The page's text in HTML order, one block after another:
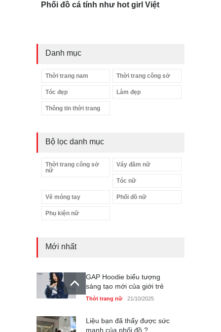
Phối đồ cá tính như hot girl Việt
Danh mục
Thời trang nam Thời trang công sở
Tóc đẹp Làm đẹp
Thông tin thời trang
Bộ lọc danh mục
Thời trang công sở
nữ
Váy đầm nữ
Tóc nữ
Vẽ móng tay Phối đồ nữ
Phụ kiện nữ
Mới nhất
GAP Hoodie biểu tượng
sáng tạo mới của giới trẻ
Thời trang nữ 21/10/2025
Liệu bạn đã thấy được sức
mạnh của phối đồ ?